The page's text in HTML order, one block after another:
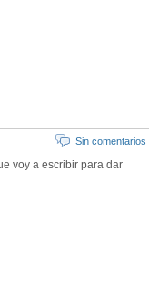
Sin comentarios
voy a escribir para dar